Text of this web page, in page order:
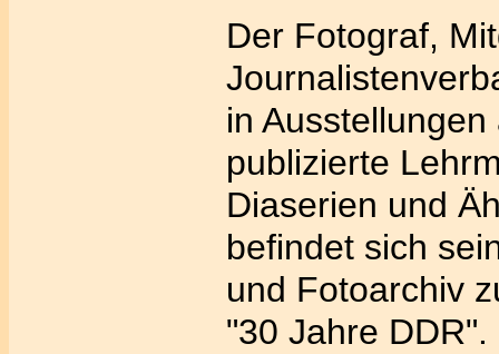
Der Fotograf,
in
publizierte
Diaserien und
befindet sich
und Fotoarchiv
"30 Jahre DDR".